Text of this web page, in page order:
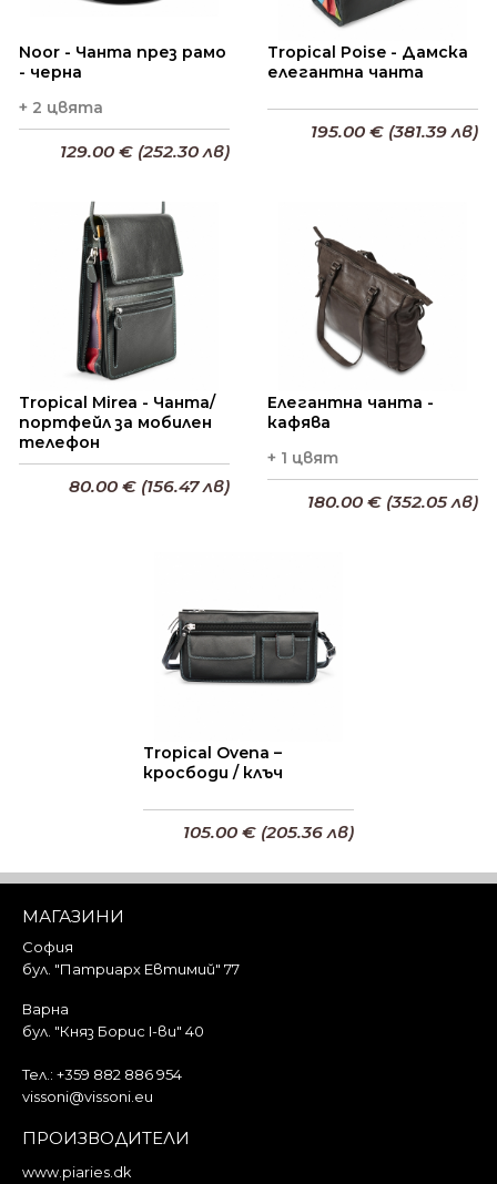
Noor - Чанта през рамо
- черна
+ 2 цвята
Добави в кошницата
129.00 € (252.30 лв)
Tropical Poise - Дамска
елегантна чанта
195.00 € (381.39 лв)
Tropical Mirea - Чанта/
портфейл за мобилен
телефон
80.00 € (156.47 лв)
Елегантна чанта -
кафява
+ 1 цвят
180.00 € (352.05 лв)
Tropical Ovena –
кросбоди / клъч
105.00 € (205.36 лв)
МАГАЗИНИ
София
бул. "Патриарх Евтимий" 77
Варна
бул. "Княз Борис I-ви" 40
Тел.: +359 882 886 954
vissoni@vissoni.eu
ПРОИЗВОДИТЕЛИ
www.piaries.dk